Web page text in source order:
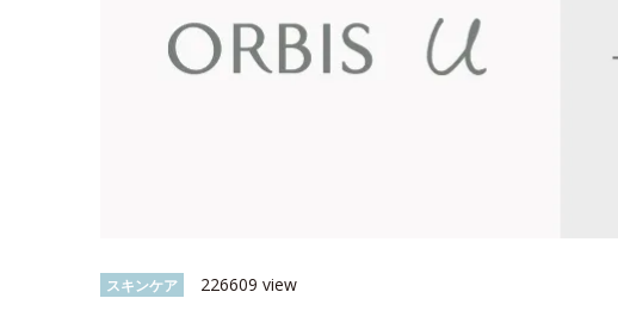
スキンケア 226609 view